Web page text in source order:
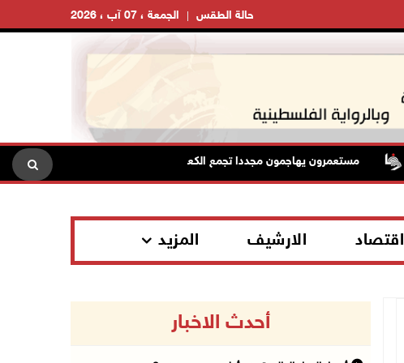
الجمعة ، 07 آب ، 2026 حالة الطقس
مستعمرون يهاجمون مجددا تجمع الكعابنة شرق الطيبة برام الله
اقتصاد الارشيف المزيد
أحدث الاخبار